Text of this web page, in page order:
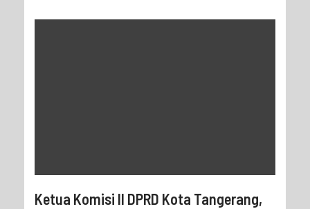
Ketua Komisi II DPRD Kota Tangerang,